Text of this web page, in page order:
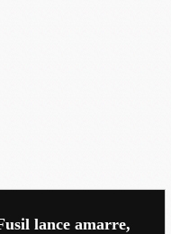
lance amarre,